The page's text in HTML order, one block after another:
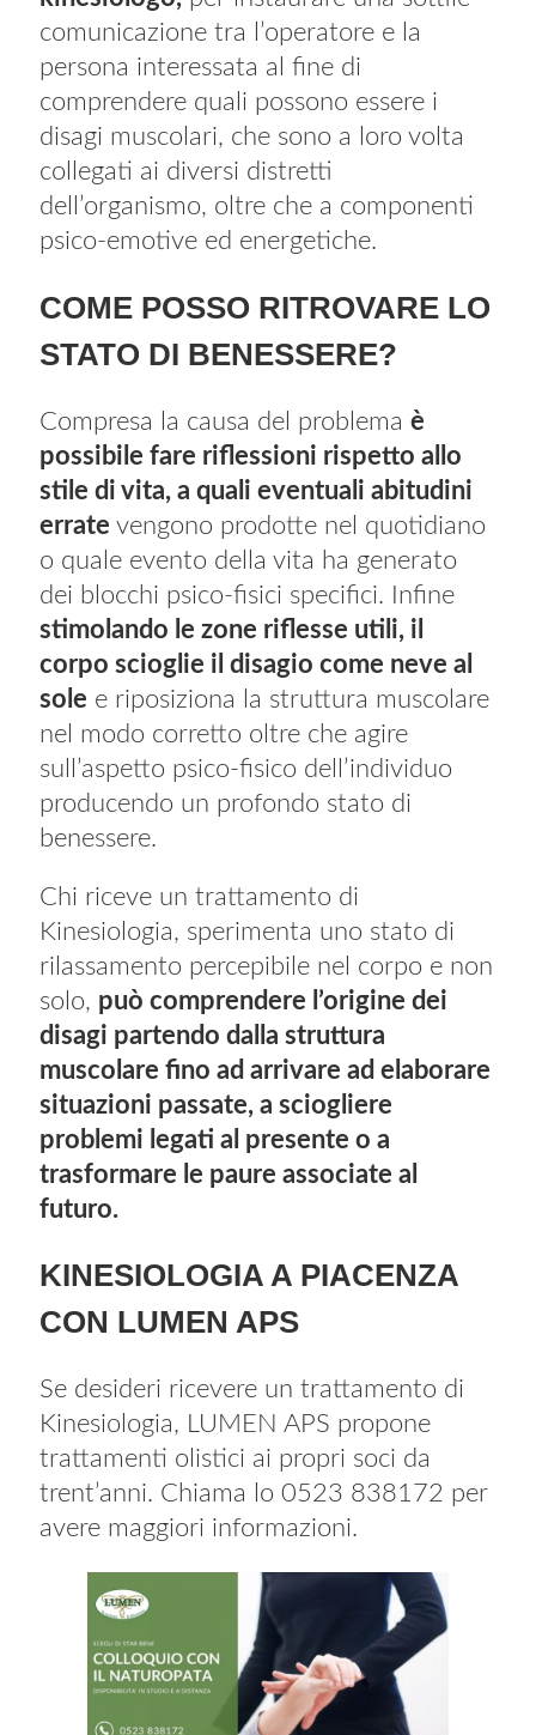
comunicazione tra l’operatore e la
persona interessata al fine di
comprendere quali possono essere i
disagi muscolari, che sono a loro volta
collegati ai diversi distretti
dell’organismo, oltre che a componenti
psico-emotive ed energetiche.
COME POSSO RITROVARE LO
STATO DI BENESSERE?
Compresa la causa del problema è
possibile fare riflessioni rispetto allo
stile di vita, a quali eventuali abitudini
errate vengono prodotte nel quotidiano
o quale evento della vita ha generato
dei blocchi psico-fisici specifici. Infine
stimolando le zone riflesse utili, il
corpo scioglie il disagio come neve al
sole e riposiziona la struttura muscolare
nel modo corretto oltre che agire
sull’aspetto psico-fisico dell’individuo
producendo un profondo stato di
benessere.
Chi riceve un trattamento di
Kinesiologia, sperimenta uno stato di
rilassamento percepibile nel corpo e non
solo, può comprendere l’origine dei
disagi partendo dalla struttura
muscolare fino ad arrivare ad elaborare
situazioni passate, a sciogliere
problemi legati al presente o a
trasformare le paure associate al
futuro.
KINESIOLOGIA A PIACENZA
CON LUMEN APS
Se desideri ricevere un trattamento di
Kinesiologia, LUMEN APS propone
trattamenti olistici ai propri soci da
trent’anni. Chiama lo 0523 838172 per
avere maggiori informazioni.